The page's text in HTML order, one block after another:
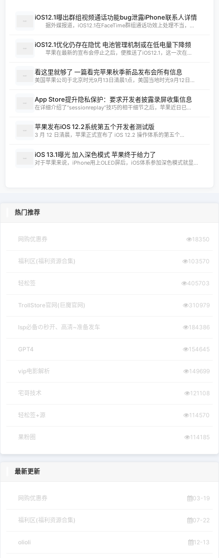
iOS12.1曝出群组视频通话功能bug泄露iPhone联系人详情
据外媒报道，iOS12.1在FaceTime群组通话功效上处理不当，...
iOS12.1优化仍存在隐忧 电池管理机制或在低电量下降频
苹果在最新的宣布会停止之后，便推送了iOS12.1，这一次在...
看这里就够了 一篇看完苹果秋季新品发布会所有信息
美国苹果公司于北京时光9月13日清晨1点，美国当地时光9月12日...
App Store提升隐私保护：要求开发者披露录屏收集信息
在详细介绍了“sessionreplay”技巧的相干细节之后，苹果近日已...
苹果发布iOS 12.2系统第五个开发者测试版
3 月 12 日清晨，苹果正式宣布了 iOS 12.2 操作体系的第五个...
iOS 13.1曝光 加入深色模式 苹果终于给力了
对于苹果来说，iPhone用上OLED屏后，iOS体系参加深色模式就显...
热门推荐
网购优惠券 18350
福利区(福利资源合集) 103570
轻松签 405703
TrollStore官网(巨魔官网) 310979
lsp必备の秒开、高清~准备发车 184386
GPT4 154645
vip电影解析 149699
宅哥技术 121108
轻松签+源 114570
果粉圈 114185
最新更新
网购优惠券 03-19
福利区(福利资源合集) 07-22
olioli 12-13